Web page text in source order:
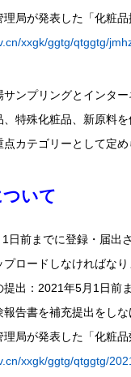
理局が発表した「化粧
xxgk/ggtg/qtggtg/
ンプリングとインタ
、特殊化粧品、新原料
カテゴリーとして定め
いて
日前までに登録・届出
ロードしなければなり
提出：2021年5月1日前
告書を補充提出をしな
理局が発表した「化粧
xxgk/ggtg/qtggtg/